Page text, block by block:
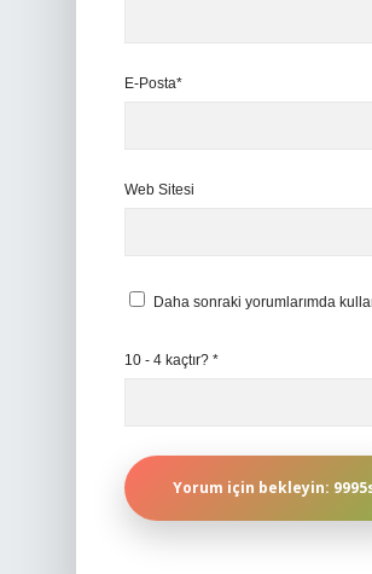
E-Posta*
Web Sitesi
Daha sonraki yorumlarımda
10 - 4 kaçtır? *